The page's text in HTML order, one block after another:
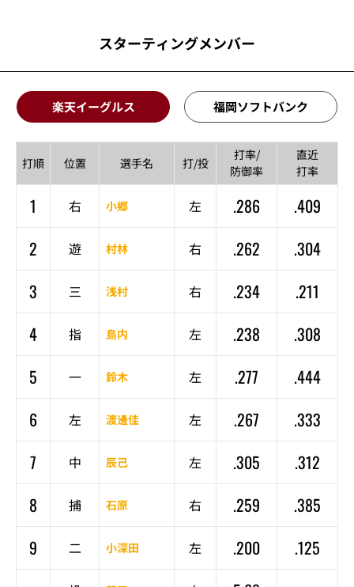
スターティングメンバー
楽天イーグルス 福岡ソフトバンク
打順 位置 選手名 打/投
打率/
防御率
直近
打率
1 右 小郷 左 .286
.409
2
遊 村林 右 .262
.304
3
三 浅村 右 .234
.211
4
指 島内 左 .238
.308
5
一 鈴木 左 .277
.444
6
左 渡邊佳 左 .267
.333
7
中 辰己 左 .305
.312
8
捕 石原 右 .259
.385
9
二 小深田 左 .200
.125